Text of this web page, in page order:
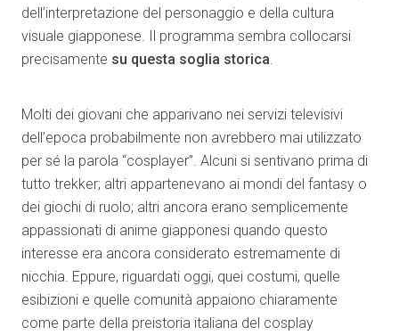
dell’interpretazione del personaggio e della cultura
visuale giapponese. Il programma sembra collocarsi
precisamente su questa soglia storica.
Molti dei giovani che apparivano nei servizi televisivi
dell’epoca probabilmente non avrebbero mai utilizzato
per sé la parola “cosplayer”. Alcuni si sentivano prima di
tutto trekker; altri appartenevano ai mondi del fantasy o
dei giochi di ruolo; altri ancora erano semplicemente
appassionati di anime giapponesi quando questo
interesse era ancora considerato estremamente di
nicchia. Eppure, riguardati oggi, quei costumi, quelle
esibizioni e quelle comunità appaiono chiaramente
come parte della preistoria italiana del cosplay